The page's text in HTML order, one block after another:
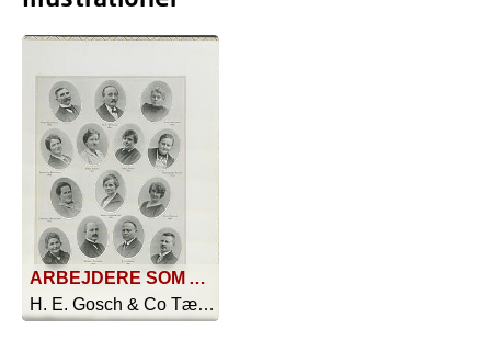
ARBEJDERE SOM ALLEREDE VAR ANSATTE I 1898 OG ENDNU VIRKER I SELSKABETS TJENESTE
H. E. Gosch & Co Tændstikfabrikker - 1923